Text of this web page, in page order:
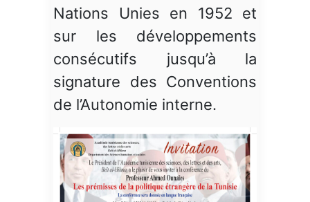
Nations Unies en 1952 et
sur les développements
consécutifs jusqu’à la
signature des Conventions
de l’Autonomie interne.